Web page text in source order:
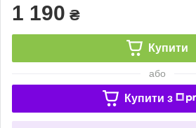
1 190 ₴
Купити
або
Купити з